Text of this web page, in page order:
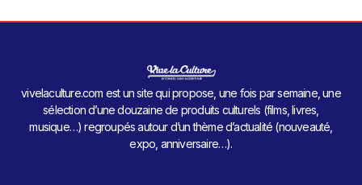
vivelaculture.com est un site qui propose, une fois par semaine, une
sélection d’une douzaine de produits culturels (films, livres,
musique…) regroupés autour d’un thème d’actualité (nouveauté,
expo, anniversaire…).